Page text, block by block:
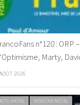
n°120 : ORP
Marty,
2026
METAL WEBZINE METAL